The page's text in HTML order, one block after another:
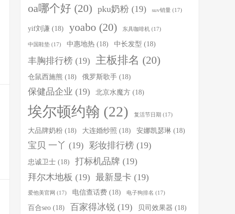
oa哪个好 (20) pku奶粉 (19) suv销量 (17)
yif刘谦 (18) yoabo (20) 东具咖啡机 (17)
中国鞋垫 (17) 中惠地热 (18) 中长发型 (18)
丰胸排行榜 (19) 主板排名 (20)
仓鼠西施熊 (18) 俄罗斯歌手 (18)
保健品企业 (19) 北京水魔方 (18)
埃尔顿约翰 (22) 复活节日期 (17)
大品牌奶粉 (18) 大连婚纱照 (18) 安娜凯瑟琳 (18)
宝贝 一丫 (19) 彩妆排行榜 (19)
忠诚卫士 (18) 打标机品牌 (19)
拜尔木地板 (19) 最新显卡 (19)
爱他美官网 (17) 电信查话费 (18) 电子狗排名 (17)
百合seo (18) 百家得冰锐 (19) 贝司效果器 (18)